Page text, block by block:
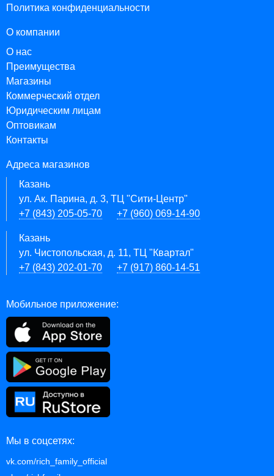
Политика конфиденциальности
О компании
О нас
Преимущества
Магазины
Коммерческий отдел
Юридическим лицам
Оптовикам
Контакты
Адреса магазинов
Казань
ул. Ак. Парина, д. 3, ТЦ "Сити-Центр"
+7 (843) 205-05-70
+7 (960) 069-14-90
Казань
ул. Чистопольская, д. 11, ТЦ "Квартал"
+7 (843) 202-01-70
+7 (917) 860-14-51
Мобильное приложение:
Мы в соцсетях:
vk.com/rich_family_official